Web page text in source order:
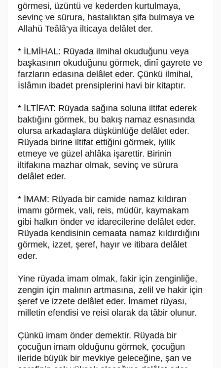
görmesi, üzüntü ve kederden kurtulmaya,
sevinç ve sürura, hastalıktan şifa bulmaya ve
Allahü Teâlâ’ya ilticaya delâlet der.
* İLMİHAL: Rüyada ilmihal okuduğunu veya
başkasının okuduğunu görmek, dinî gayrete ve
farzların edasına delâlet eder. Çünkü ilmihal,
İslâmın ibadet prensiplerini havi bir kitaptır.
* İLTİFAT: Rüyada sağına soluna iltifat ederek
baktığını görmek, bu bakış namaz esnasında
olursa arkadaşlara düşkünlüğe delâlet eder.
Rüyada birine iltifat ettiğini görmek, iyilik
etmeye ve güzel ahlâka işarettir. Birinin
iltifakına mazhar olmak, sevinç ve sürura
delâlet eder.
* İMAM: Rüyada bir camide namaz kıldıran
imamı görmek, vali, reis, müdür, kaymakam
gibi halkın önder ve idarecilerine delâlet eder.
Rüyada kendisinin cemaata namaz kıldırdığını
görmek, izzet, şeref, hayır ve itibara delâlet
eder.
Yine rüyada imam olmak, fakir için zenginliğe,
zengin için malının artmasına, zelil ve hakir için
şeref ve izzete delâlet eder. İmamet rüyası,
milletin efendisi ve reisi olarak da tâbir olunur.
Çünkü imam önder demektir. Rüyada bir
çocuğun imam olduğunu görmek, çocuğun
ileride büyük bir mevkiye geleceğine, şan ve